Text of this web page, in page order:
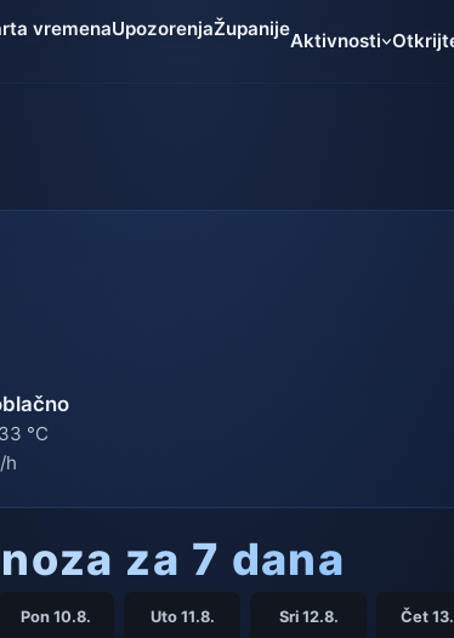
vremenaUpozorenjaŽupanije
Aktivnosti
°C
h
za 7 dana
Pon 10.8. Uto 11.8. Sri 12.8. Čet